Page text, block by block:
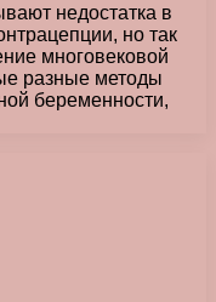
недостатка в
но так
многовековой
разные методы
беременности,